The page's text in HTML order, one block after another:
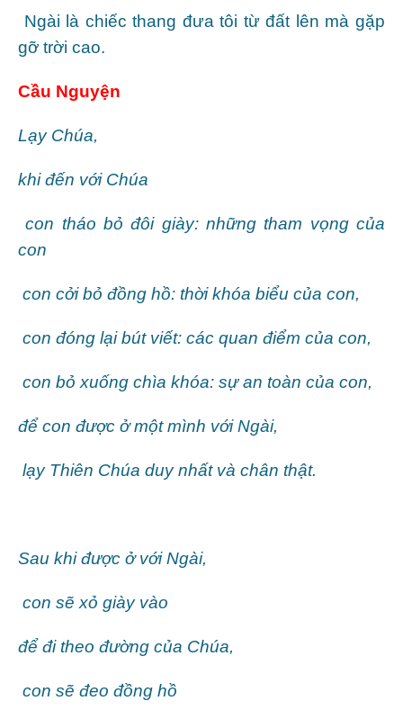
Ngài là chiếc thang đưa tôi từ đất lên mà gặp
gỡ trời cao.
Cầu Nguyện
Lạy Chúa,
khi đến với Chúa
con tháo bỏ đôi giày: những tham vọng của
con
con cởi bỏ đồng hồ: thời khóa biểu của con,
con đóng lại bút viết: các quan điểm của con,
con bỏ xuống chìa khóa: sự an toàn của con,
để con được ở một mình với Ngài,
lạy Thiên Chúa duy nhất và chân thật.
Sau khi được ở với Ngài,
con sẽ xỏ giày vào
để đi theo đường của Chúa,
con sẽ đeo đồng hồ